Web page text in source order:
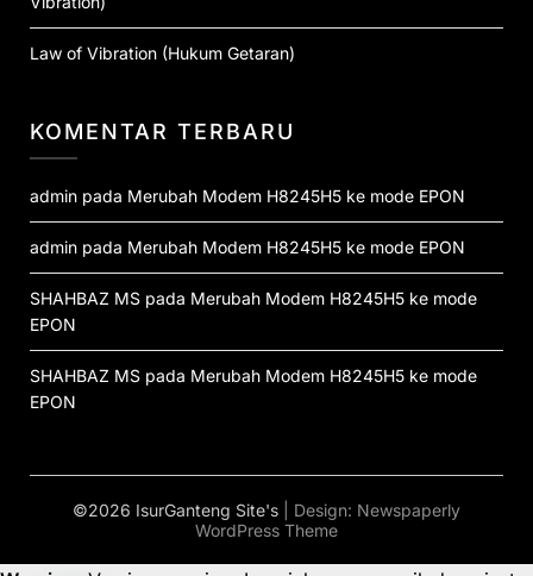
Law of Vibration (Hukum Getaran)
KOMENTAR TERBARU
admin pada Merubah Modem H8245H5 ke mode EPON
admin pada Merubah Modem H8245H5 ke mode EPON
SHAHBAZ MS pada Merubah Modem H8245H5 ke mode
EPON
SHAHBAZ MS pada Merubah Modem H8245H5 ke mode
EPON
©2026 IsurGanteng Site's | Design: Newspaperly
WordPress Theme